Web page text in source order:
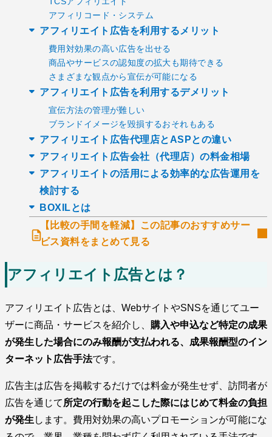
アフィリコード・システム
アフィリエイト広告を利用するメリット
費用対効果の高い広告を出せる
商品やサービスの認知度の拡大も期待できる
さまざまな観点から宣伝が可能になる
アフィリエイト広告を利用するデメリット
宣伝方法の管理が難しい
ブランドイメージを毀損するおそれもある
アフィリエイト広告代理店とASPとの違い
アフィリエイト広告会社（代理店）の料金相場
アフィリエイトの活用による効率的な広告運用を
検討する
BOXILとは
【比較の手間を軽減】この記事のおすすめサー
ビス資料をまとめて見る
アフィリエイト広告とは？
アフィリエイト広告とは、WebサイトやSNSを通じてユー
ザーに商品・サービスを紹介し、 購入や申込など特定の成果
が発生した場合にのみ報酬が支払われる、成果報酬型のイン
ターネット広告手法です。
広告主は広告を掲載するだけでは料金が発生せず、訪問者が
広告を通じて 所定の行動を起こした際にはじめて料金の負担
が発生 します。費用対効果の高いプロモーションが可能にな